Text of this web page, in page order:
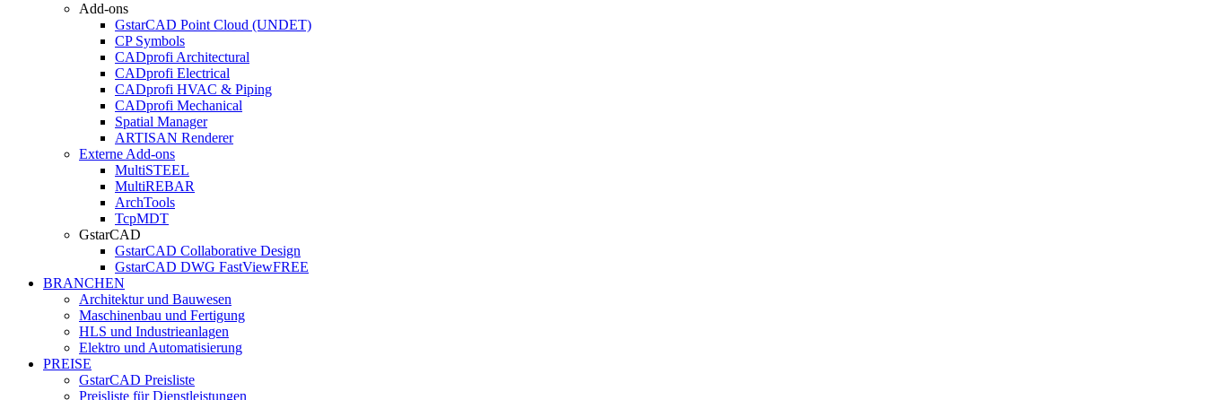
Add-ons
GstarCAD Point Cloud (UNDET)
CP Symbols
CADprofi Architectural
CADprofi Electrical
CADprofi HVAC & Piping
CADprofi Mechanical
Spatial Manager
ARTISAN Renderer
Externe Add-ons
MultiSTEEL
MultiREBAR
ArchTools
TcpMDT
GstarCAD
GstarCAD Collaborative Design
GstarCAD DWG FastViewFREE
BRANCHEN
Architektur und Bauwesen
Maschinenbau und Fertigung
HLS und Industrieanlagen
Elektro und Automatisierung
PREISE
GstarCAD Preisliste
Preisliste für Dienstleistungen